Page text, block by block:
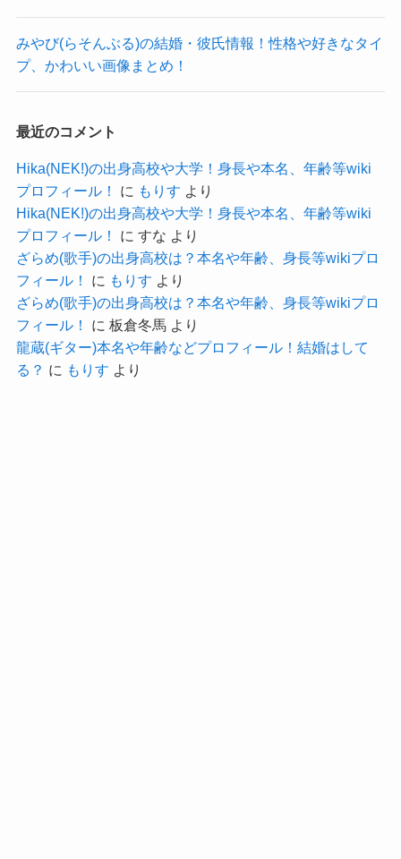
あったものの、
自分の好きなこと・やりたいことの道に進んだ覚
悟はすごいですね。
空中世界(朋実)の身長や本名等wikiプロフ
ィール！
では、空中世界のプロフィールを見ていきましょ
う！
名前：空中世界
みやび(らそんぶる)の結婚・彼氏情報！性格や好きなタイ
プ、かわいい画像まとめ！
最近のコメント
Hika(NEK!)の出身高校や大学！身長や本名、年齢等wiki
プロフィール！
に もりす より
Hika(NEK!)の出身高校や大学！身長や本名、年齢等wiki
プロフィール！
に すな より
ざらめ(歌手)の出身高校は？本名や年齢、身長等wikiプロ
フィール！
に もりす より
ざらめ(歌手)の出身高校は？本名や年齢、身長等wikiプロ
フィール！
に 板倉冬馬より
龍蔵(ギター)本名や年齢などプロフィール！結婚はして
る？ に もりす より